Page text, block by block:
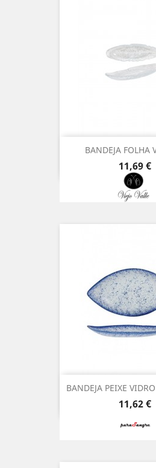
BANDEJA FOLHA
Preço
11,69 €
BANDEJA PEIXE
Preço
11,62 €